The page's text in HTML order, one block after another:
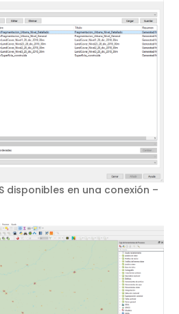
disponibles en una conexión –